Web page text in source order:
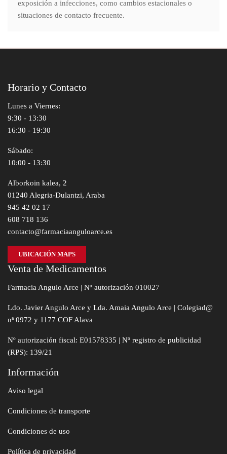
exposición a infecciones, como cambios estacionales o
situaciones de contacto frecuente.
Horario y Contacto
Lunes a Viernes:
9:30 - 13:30
16:30 - 19:30
Sábado:
10:00 - 13:30
Alborkoin kalea, 2
01240 Alegria-Dulantzi, Araba
945 42 02 17
608 718 136
contacto@farmaciaanguloarce.es
UBICACIÓN MAPS
Venta de Medicamentos
Farmacia Angulo Arce | Nº autorización 010027
Ldo. Javier Angulo Arce y Lda. Amaia Angulo Arce | Colegiad@
nª 0972 y 1177 COF Alava
Nº autorización fiscal: E01578335 | Nº registro de publicidad
(RPS): 139/21
Información
Aviso legal
Condiciones de transporte
Condiciones de uso
Política de privacidad